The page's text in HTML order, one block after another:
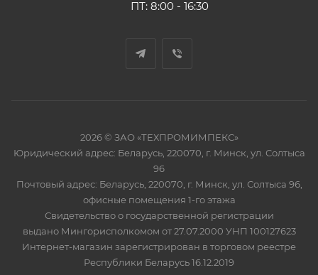
ПТ: 8:00 - 16:30
2026 © ЗАО «ТЕХПРОМИМПЕКС»
Юридический адрес: Беларусь, 220070, г. Минск, ул. Солтыса
96
Почтовый адрес: Беларусь, 220070, г. Минск, ул. Солтыса 96,
офисные помещения 1-го этажа
Свидетельство о государственной регистрации
выдано Мингорисполкомом от 27.07.2000 УНП 100127623
Интернет-магазин зарегистрирован в торговом реестре
Республики Беларусь 16.12.2019